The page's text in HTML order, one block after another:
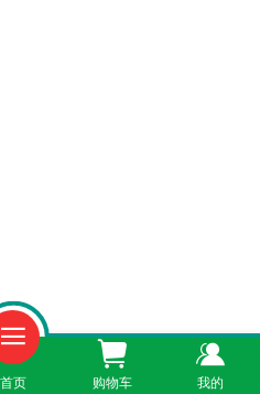
首页 购物车 我的